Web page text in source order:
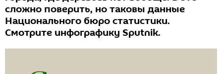
сложно поверить, но таковы данные
Национального бюро статистики.
Смотрите инфографику Sputnik.